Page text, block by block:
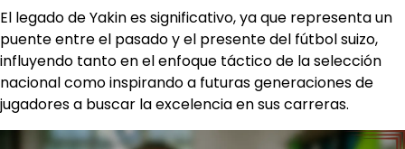
El legado de Yakin es significativo, ya que representa un
puente entre el pasado y el presente del fútbol suizo,
influyendo tanto en el enfoque táctico de la selección
nacional como inspirando a futuras generaciones de
jugadores a buscar la excelencia en sus carreras.